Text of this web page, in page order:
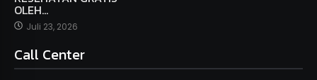
OLEH…
Juli 23, 2026
Call Center